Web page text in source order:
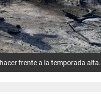
frente a la temporada alta.